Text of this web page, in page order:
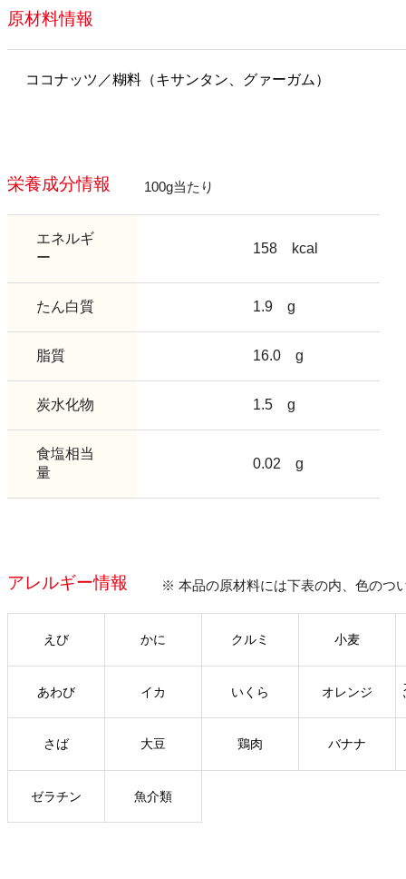
原材料情報
ココナッツ／糊料（キサンタン、グァーガム）
栄養成分情報 100g当たり
エネルギ
ー
158 kcal
たん白質 1.9 g
脂質 16.0 g
炭水化物 1.5 g
食塩相当
量
0.02 g
アレルギー情報 ※ 本品の原材料には下表の内、色のつ
えび かに クルミ 小麦
あわび イカ いくら オレンジ
さば 大豆 鶏肉 バナナ
ゼラチン 魚介類